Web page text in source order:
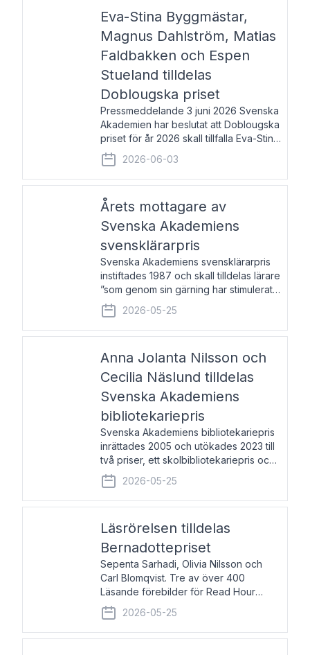
Eva-Stina Byggmästar,
Magnus Dahlström, Matias
Faldbakken och Espen
Stueland tilldelas
Doblougska priset
Pressmeddelande 3 juni 2026 Svenska
Akademien har beslutat att Doblougska
priset för år 2026 skall tillfalla Eva-Stina
Byggmästar, Magnus Dahlström, Matias
Faldbakken samt Espen Stueland.
Prisbeloppet är 200 000 svenska
2026-06-03
Årets mottagare av
Svenska Akademiens
svensklärarpris
Svenska Akademiens svensklärarpris
instiftades 1987 och skall tilldelas lärare
”som genom sin gärning har stimulerat
intresset hos unga människor för
svenska språket och litteraturen”.
Prisutdelning och samtal med
2026-05-25
Anna Jolanta Nilsson och
Cecilia Näslund tilldelas
Svenska Akademiens
bibliotekariepris
Svenska Akademiens bibliotekariepris
inrättades 2005 och utökades 2023 till
två priser, ett skolbibliotekariepris och
ett folkbibliotekariepris. Priserna skall
tilldelas bibliotekarier vid svenska folk-
och skolbibliotek som gjort värdefull
2026-05-25
Läsrörelsen tilldelas
Bernadottepriset
Sepenta Sarhadi, Olivia Nilsson och
Carl Blomqvist. Tre av över 400
Läsande förebilder för Read Hour
Sverige. Foto: Michael Wall. Den ideella
föreningen Läsrörelsen tilldelas
Bernadottepriset 2026 för att den
2026-05-25